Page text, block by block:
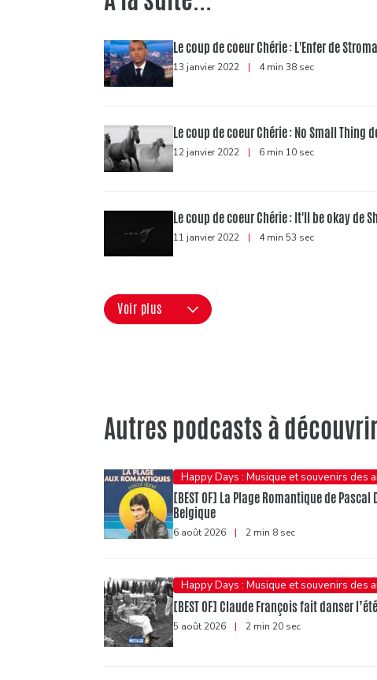
Le coup de coeur Chérie : L'Enfer de
13 janvier 2022 | 4 min 38 sec
Le coup de coeur Chérie : No Small Thing
12 janvier 2022 | 6 min 10 sec
Le coup de coeur Chérie : It'll be okay de
11 janvier 2022 | 4 min 53 sec
Voir plus
Autres podcasts à
Happy Days : Musique et souvenirs des
[BEST OF] La Plage Romantique de
Belgique
6 août 2026 | 2 min 8 sec
Happy Days : Musique et souvenirs des
[BEST OF] Claude François fait danser
5 août 2026 | 2 min 20 sec